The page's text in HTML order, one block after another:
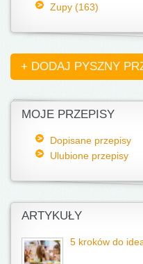
Zupy (163)
+ DODAJ PYSZNY
MOJE PRZEPISY
Dopisane przepisy
Ulubione przepisy
ARTYKUŁY
5 kroków do